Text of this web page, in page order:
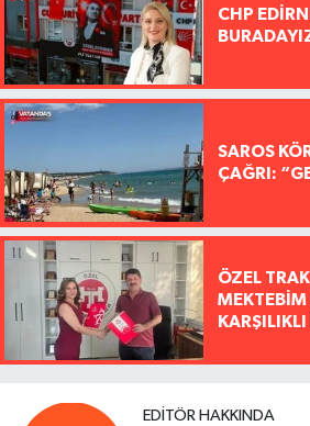
CHP
SAROS
ÇAĞRI:
ÖZEL
MEKTEBİM
EDITÖR HAKKINDA